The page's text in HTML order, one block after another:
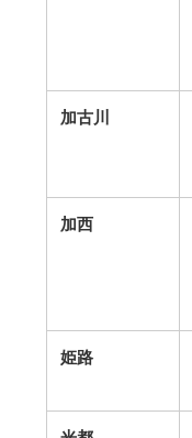
加古川
加西
姫路